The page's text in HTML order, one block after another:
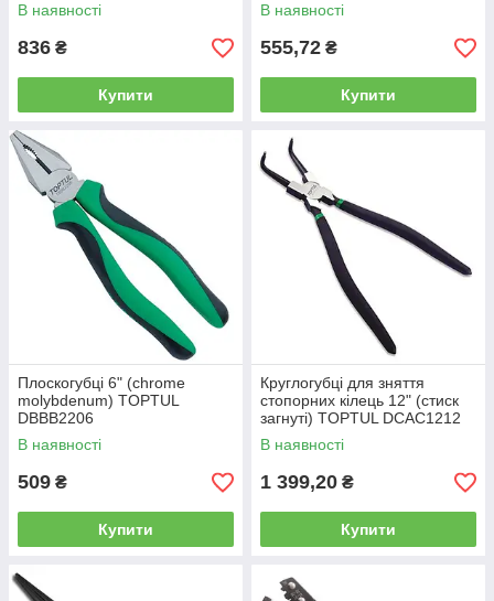
В наявності
836 ₴
Купити
В наявності
555,72 ₴
Купити
Плоскогубці 6" (chrome
molybdenum) TOPTUL
DBBB2206
В наявності
509 ₴
Купити
Круглогубці для зняття
стопорних кілець 12" (стиск
загнуті) TOPTUL DCAC1212
В наявності
1 399,20 ₴
Купити